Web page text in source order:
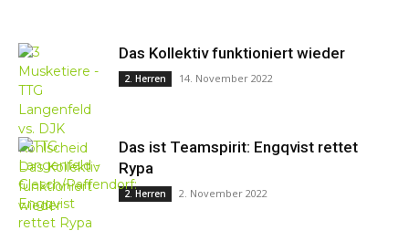
Das Kollektiv funktioniert wieder
2. Herren 14. November 2022
Das ist Teamspirit: Engqvist rettet
Rypa
2. Herren 2. November 2022